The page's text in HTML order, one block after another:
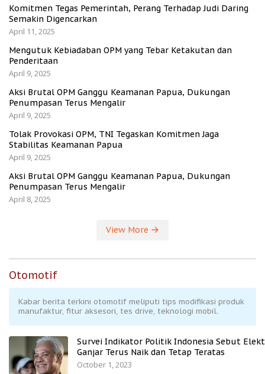
Komitmen Tegas Pemerintah, Perang Terhadap Judi Daring
Semakin Digencarkan
April 11, 2025
Mengutuk Kebiadaban OPM yang Tebar Ketakutan dan
Penderitaan
April 9, 2025
Aksi Brutal OPM Ganggu Keamanan Papua, Dukungan
Penumpasan Terus Mengalir
April 9, 2025
Tolak Provokasi OPM, TNI Tegaskan Komitmen Jaga
Stabilitas Keamanan Papua
April 9, 2025
Aksi Brutal OPM Ganggu Keamanan Papua, Dukungan
Penumpasan Terus Mengalir
April 8, 2025
View More
Otomotif
Kabar berita terkini otomotif meliputi tips modifikasi produk
manufaktur, fitur aksesori, tes drive, teknologi mobil.
Survei Indikator Politik Indonesia Sebut
Ganjar Terus Naik dan Tetap Teratas
October 1, 2023